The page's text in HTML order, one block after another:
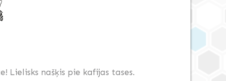
Lielisks našķis pie kafijas tases.